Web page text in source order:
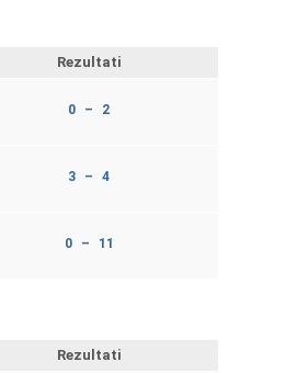
Rezultati
0 – 2
3 – 4
0 – 11
Rezultati